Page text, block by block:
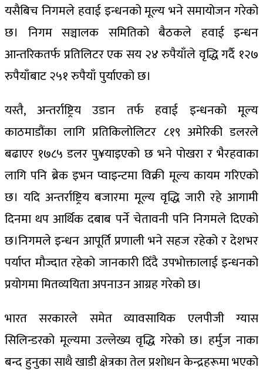
यसैबिच निगमले हवाई इन्धनको मूल्य भने समायोजन गरेको
छ। निगम सञ्चालक समितिको बैठकले हवाई इन्धन
आन्तरिकतर्फ प्रतिलिटर एक सय २४ रुपैयाँले वृद्धि गर्दै १२७
रुपैयाँबाट २५१ रुपैयाँ पुर्याएको छ।
यस्तै, अन्तर्राष्ट्रिय उडान तर्फ हवाई इन्धनको मूल्य
काठमाडौंका लागि प्रतिकिलोलिटर ८१९ अमेरिकी डलरले
बढाएर १७८५ डलर पु¥याइएको छ भने पोखरा र भैरहवाका
लागि पनि ब्रेक इभन प्वाइन्टमा विक्री मूल्य कायम गरिएको
छ। यदि अन्तर्राष्ट्रिय बजारमा मूल्य वृद्धि जारी रहे आगामी
दिनमा थप आर्थिक दबाब पर्ने चेतावनी पनि निगमले दिएको
छ।निगमले इन्धन आपूर्ति प्रणाली भने सहज रहेको र देशभर
पर्याप्त मौज्दात रहेको जानकारी दिँदै उपभोक्तालाई इन्धनको
प्रयोगमा मितव्ययिता अपनाउन आग्रह गरेको छ।
भारत सरकारले समेत व्यावसायिक एलपीजी ग्यास
सिलिन्डरको मूल्यमा उल्लेख्य वृद्धि गरेको छ। हर्मुज नाका
बन्द हुनुका साथै खाडी क्षेत्रका तेल प्रशोधन केन्द्रहरूमा भएको